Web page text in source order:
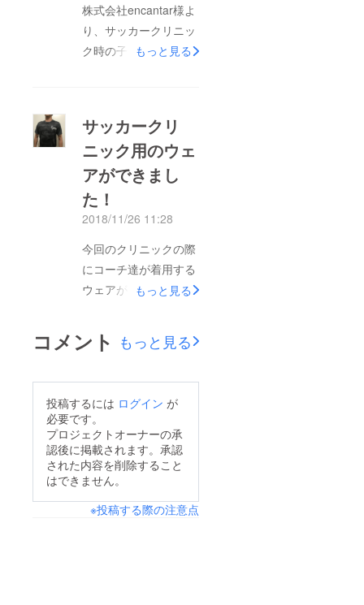
んでもらい、その保護
者にも楽しんでもら
い、なおかつスタッフ
やっていきます！
株式会社encantar様よ
り、サッカークリニッ
ク時の子供用のウェア
の開催が整ってきてお
り、子供達に会えるの
が楽しみでしかありま
せん。この活動を通じ
て、少しでも多くの子
笑顔をみたいと思いま
す！
もっと見る
サッカークリ
ニック用のウェ
アができまし
た！
2018/11/26 11:28
今回のクリニックの際
にコーチ達が着用する
ウェアがロゴ入りで出
には協賛していただい
た、SOL留学さんのロ
中の日本チームであ
り、オーストラリア/
ブリスベンにてワーキ
ングホリデー、留学生
活に必要な情報を教え
もっと見る
コメント もっと見る
投稿するには ログイン が
必要です。
プロジェクトオーナーの承
認後に掲載されます。承認
された内容を削除すること
はできません。
※投稿する際の注意点